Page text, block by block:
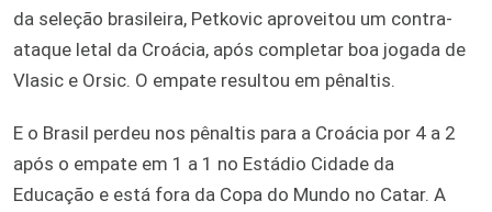
da seleção brasileira, Petkovic aproveitou um contra-
ataque letal da Croácia, após completar boa jogada de
Vlasic e Orsic. O empate resultou em pênaltis.
E o Brasil perdeu nos pênaltis para a Croácia por 4 a 2
após o empate em 1 a 1 no Estádio Cidade da
Educação e está fora da Copa do Mundo no Catar. A